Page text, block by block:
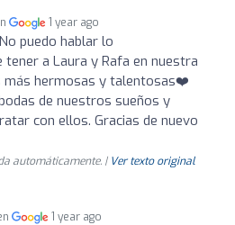
1 year ago
No puedo hablar lo
a Laura y Rafa en nuestra
más hermosas y talentosas❤️
de nuestros sueños y
con ellos. Gracias de nuevo
automáticamente. | Ver texto original
1 year ago